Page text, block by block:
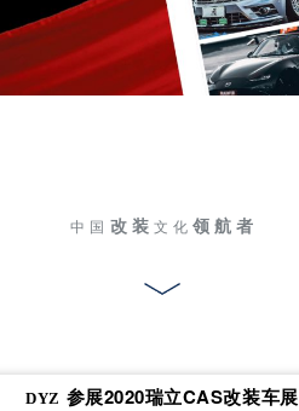
中 国 改 装 文 化 领 航 者
DYZ 参展2020瑞立CAS改装车展